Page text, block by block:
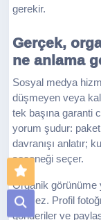
gerekir.
Gerçek,
ne anlama
Sosyal medya
düşmeyen veya
tek başına garanti
yorum şudur:
davranışı anlatır;
seçeneği seçer.
Organik görünüme
yetmez. Profil
gönderiler ve